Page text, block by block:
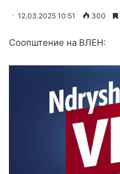
12.03.2025 10:51 300
Соопштение на ВЛЕН: